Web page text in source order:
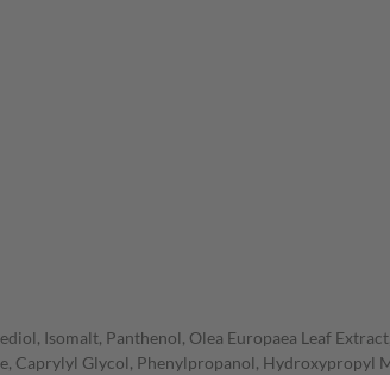
Isomalt, Panthenol, Olea Europaea Leaf
Caprylyl Glycol, Phenylpropanol, Hydroxypropyl